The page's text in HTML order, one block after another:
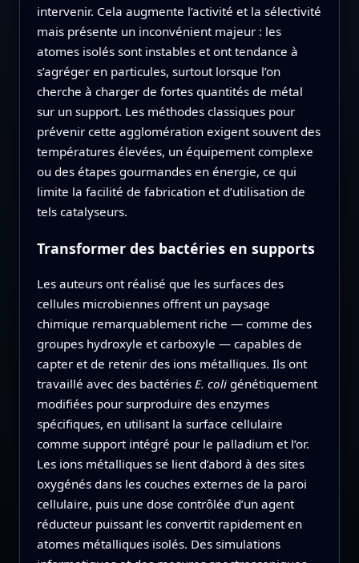
intervenir. Cela augmente l’activité et la sélectivité
mais présente un inconvénient majeur : les
atomes isolés sont instables et ont tendance à
s’agréger en particules, surtout lorsque l’on
cherche à charger de fortes quantités de métal
sur un support. Les méthodes classiques pour
prévenir cette agglomération exigent souvent des
températures élevées, un équipement complexe
ou des étapes gourmandes en énergie, ce qui
limite la facilité de fabrication et d’utilisation de
tels catalyseurs.
Transformer des bactéries en supports
Les auteurs ont réalisé que les surfaces des
cellules microbiennes offrent un paysage
chimique remarquablement riche — comme des
groupes hydroxyle et carboxyle — capables de
capter et de retenir des ions métalliques. Ils ont
travaillé avec des bactéries E. coligénétiquement
modifiées pour surproduire des enzymes
spécifiques, en utilisant la surface cellulaire
comme support intégré pour le palladium et l’or.
Les ions métalliques se lient d’abord à des sites
oxygénés dans les couches externes de la paroi
cellulaire, puis une dose contrôlée d’un agent
réducteur puissant les convertit rapidement en
atomes métalliques isolés. Des simulations